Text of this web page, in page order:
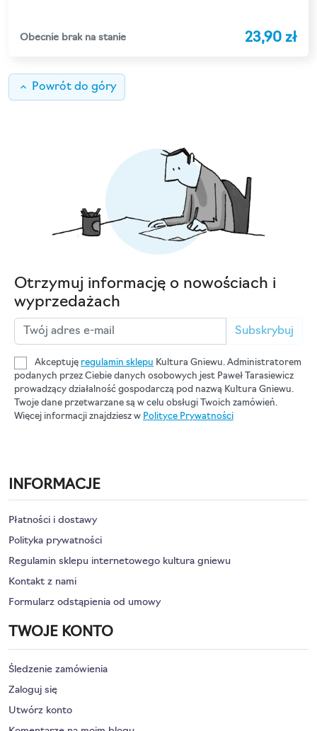
Obecnie brak na stanie 23,90 zł
keyboard_arrow_up Powrót do góry
Otrzymuj informację o nowościach i
wyprzedażach
Subskrybuj
Akceptuję regulamin sklepu Kultura Gniewu. Administratorem
podanych przez Ciebie danych osobowych jest Paweł Tarasiewicz
prowadzący działalność gospodarczą pod nazwą Kultura Gniewu.
Twoje dane przetwarzane są w celu obsługi Twoich zamówień.
Więcej informacji znajdziesz w Polityce Prywatności
INFORMACJE
Płatności i dostawy
Polityka prywatności
Regulamin sklepu internetowego kultura gniewu
Kontakt z nami
Formularz odstąpienia od umowy
TWOJE KONTO
Śledzenie zamówienia
Zaloguj się
Utwórz konto